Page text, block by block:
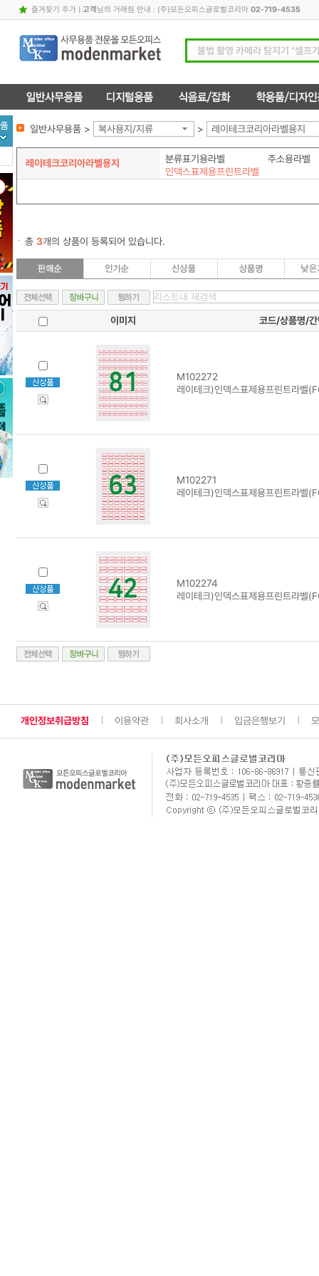
즐겨찾기 추가| 고객님의 거래점 안내 : (주)모든오피스글로벌코리아 02-719-4535
일반사무용품 > 복사용지/지류 > 레이테크코리아라벨용지
레이테크코리아라벨용지 분류표기용라벨
주소용라벨
인덱스표제용프린트라벨
총 3개의 상품이 등록되어 있습니다.
이미지 코드/상품명/간
M102272
레이테크)인덱스표제용프린트라벨
M102271
레이테크)인덱스표제용프린트라벨
M102274
레이테크)인덱스표제용프린트라
개인정보취급방침 이용약관 회사소개 입금은행보기